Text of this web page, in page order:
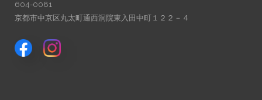
604-0081
京都市中京区丸太町通西洞院東入田中町１２２－４